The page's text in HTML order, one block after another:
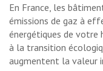
En France, les
émissions de gaz à
énergétiques de votre
à la transition
augmentent la valeur